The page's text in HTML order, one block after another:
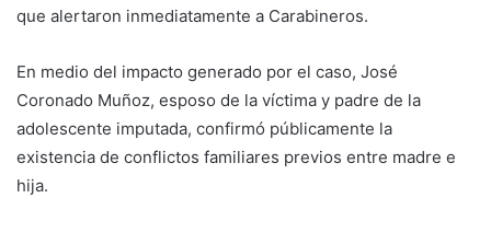
que alertaron inmediatamente a Carabineros.
En medio del impacto generado por el caso, José
Coronado Muñoz, esposo de la víctima y padre de la
adolescente imputada, confirmó públicamente la
existencia de conflictos familiares previos entre madre e
hija.